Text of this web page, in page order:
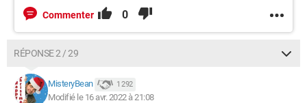
Commenter 0
RÉPONSE 2 / 29
MisteryBean 1 292
Modifié le 16 avr. 2022 à 21:08